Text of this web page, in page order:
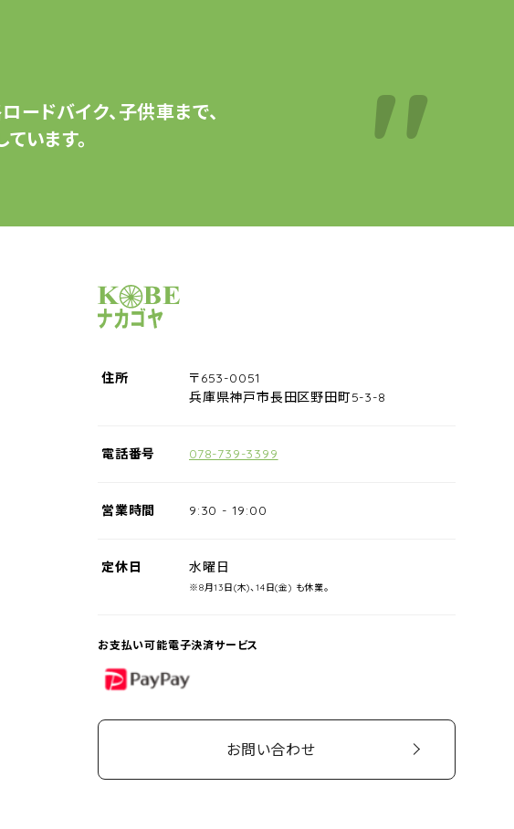
ードバイク、子供車まで、
います。
サイクルショップナカゴヤ
住所
〒653-0051
兵庫県神戸市長田区野田町5-3-8
電話番号 078-739-3399
営業時間 9:30 - 19:00
定休日 水曜日
※8月13日(木)、14日(金) も休業。
お支払い可能電子決済サービス
PayPay
お問い合わせ